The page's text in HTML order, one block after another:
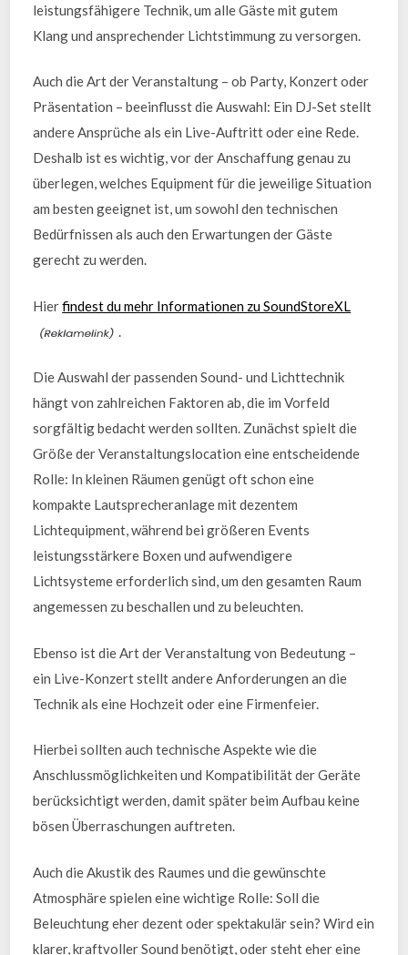
leistungsfähigere Technik, um alle Gäste mit gutem
Klang und ansprechender Lichtstimmung zu versorgen.
Auch die Art der Veranstaltung – ob Party, Konzert oder
Präsentation – beeinflusst die Auswahl: Ein DJ-Set stellt
andere Ansprüche als ein Live-Auftritt oder eine Rede.
Deshalb ist es wichtig, vor der Anschaffung genau zu
überlegen, welches Equipment für die jeweilige Situation
am besten geeignet ist, um sowohl den technischen
Bedürfnissen als auch den Erwartungen der Gäste
gerecht zu werden.
Hierfindest du mehr Informationen zu SoundStoreXL
Die Auswahl der passenden Sound- und Lichttechnik
hängt von zahlreichen Faktoren ab, die im Vorfeld
sorgfältig bedacht werden sollten. Zunächst spielt die
Größe der Veranstaltungslocation eine entscheidende
Rolle: In kleinen Räumen genügt oft schon eine
kompakte Lautsprecheranlage mit dezentem
Lichtequipment, während bei größeren Events
leistungsstärkere Boxen und aufwendigere
Lichtsysteme erforderlich sind, um den gesamten Raum
angemessen zu beschallen und zu beleuchten.
Ebenso ist die Art der Veranstaltung von Bedeutung –
ein Live-Konzert stellt andere Anforderungen an die
Technik als eine Hochzeit oder eine Firmenfeier.
Hierbei sollten auch technische Aspekte wie die
Anschlussmöglichkeiten und Kompatibilität der Geräte
berücksichtigt werden, damit später beim Aufbau keine
bösen Überraschungen auftreten.
Auch die Akustik des Raumes und die gewünschte
Atmosphäre spielen eine wichtige Rolle: Soll die
Beleuchtung eher dezent oder spektakulär sein? Wird ein
klarer, kraftvoller Sound benötigt, oder steht eher eine